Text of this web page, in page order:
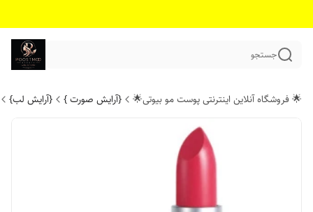
جستجو
🌟 فروشگاه آنلاین اینترنتی پوست مو بیوتی🌟 {آرایش صورت } {آرایش لب}